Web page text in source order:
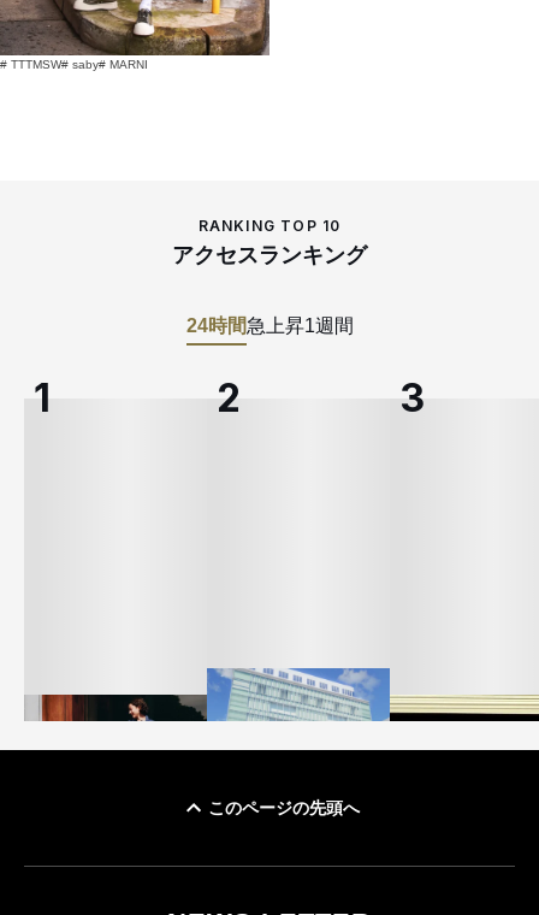
# TTTMSW# saby# MARNI
RANKING TOP 10
アクセスランキング
24時間急上昇1週間
このページの先頭へ